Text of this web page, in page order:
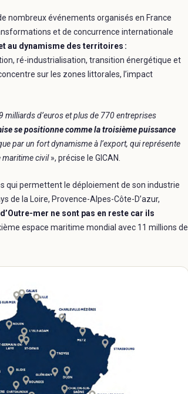
nombreux événements organisés en France
et de concurrence internationale
au dynamisme des territoires :
ré-industrialisation, transition énergétique et
sur les zones littorales, l’impact
d’euros et plus de 770 entreprises
se positionne comme la troisième puissance
par un fort dynamisme à l’export, qui représente
maritime civil», précise le GICAN.
qui permettent le déploiement de son industrie
de la Loire, Provence-Alpes-Côte-D’azur,
mer ne sont pas en reste car ils
espace maritime mondial avec 11 millions de